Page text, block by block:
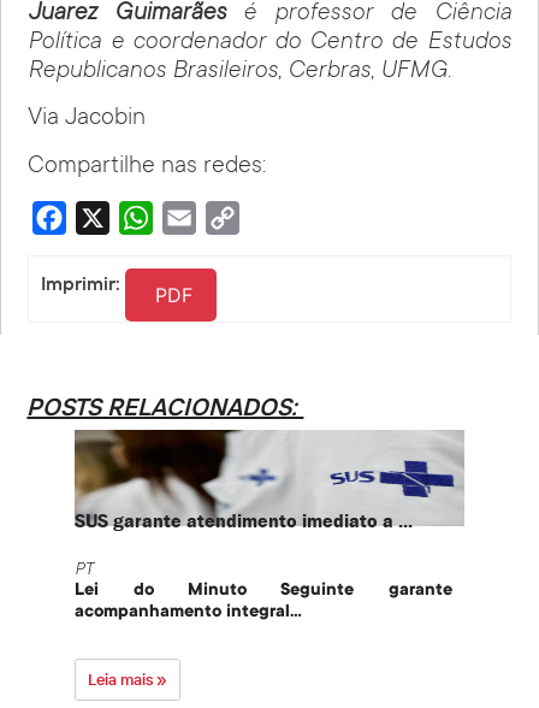
Juarez Guimarãesé professor de Ciência
Política e coordenador do Centro de Estudos
Republicanos Brasileiros, Cerbras, UFMG.
Via Jacobin
Compartilhe nas redes:
Facebook WhatsApp
Email
Imprimir: PDF
POSTS RELACIONADOS:
SUS garante atendimento imediato a ...
PT
Lei do Minuto Seguinte garante
acompanhamento integral...
Leia mais »